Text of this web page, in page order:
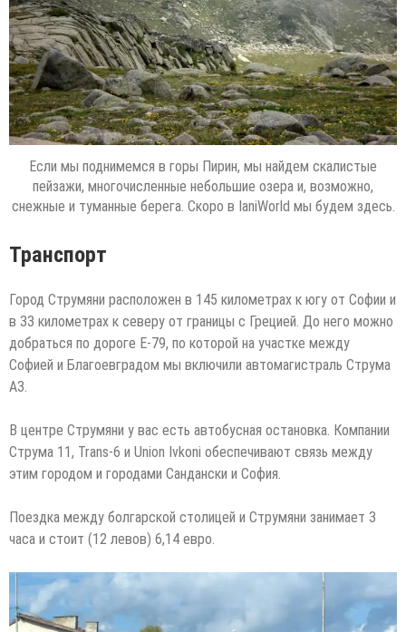
Если мы поднимемся в горы Пирин, мы найдем скалистые
пейзажи, многочисленные небольшие озера и, возможно,
снежные и туманные берега. Скоро в IaniWorld мы будем здесь.
Транспорт
Город Струмяни расположен в 145 километрах к югу от Софии и
в 33 километрах к северу от границы с Грецией. До него можно
добраться по дороге E-79, по которой на участке между
Софией и Благоевградом мы включили автомагистраль Струма
A3.
В центре Струмяни у вас есть автобусная остановка. Компании
Струма 11, Trans-6 и Union Ivkoni обеспечивают связь между
этим городом и городами Сандански и София.
Поездка между болгарской столицей и Струмяни занимает 3
часа и стоит (12 левов) 6,14 евро.